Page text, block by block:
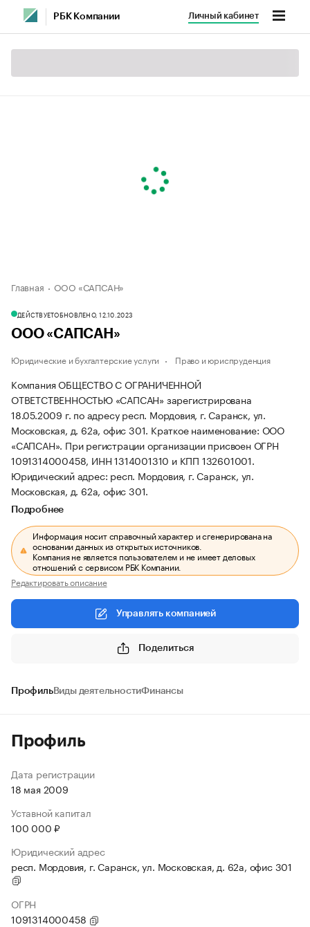
РБК Компании Личный кабинет
Главная ООО «САПСАН»
ДЕЙСТВУЕТОБНОВЛЕНО, 12.10.2023
ООО «САПСАН»
Юридические и бухгалтерские услуги Право и юриспруденция
Компания ОБЩЕСТВО С ОГРАНИЧЕННОЙ
ОТВЕТСТВЕННОСТЬЮ «САПСАН» зарегистрирована
18.05.2009 г. по адресу респ. Мордовия, г. Саранск, ул.
Московская, д. 62а, офис 301. Краткое наименование: ООО
«САПСАН». При регистрации организации присвоен ОГРН
1091314000458, ИНН 1314001310 и КПП 132601001.
Юридический адрес: респ. Мордовия, г. Саранск, ул.
Московская, д. 62а, офис 301.
Подробнее
Информация носит справочный характер и сгенерирована на
основании данных из открытых источников.
Компания не является пользователем и не имеет деловых
отношений с сервисом РБК Компании.
Редактировать описание
Управлять компанией
Поделиться
ПрофильВиды деятельностиФинансы
Профиль
Дата регистрации
18 мая 2009
Уставной капитал
100 000 ₽
Юридический адрес
респ. Мордовия, г. Саранск, ул. Московская, д. 62а, офис 301
ОГРН
1091314000458